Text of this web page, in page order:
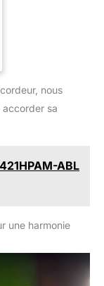
nous
sa
ABL
une harmonie